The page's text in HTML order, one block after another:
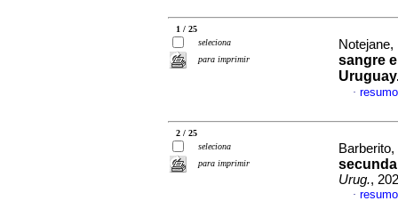
1 / 25
seleciona
para imprimir
sangre
·
2 / 25
seleciona
para imprimir
Urug.,
·